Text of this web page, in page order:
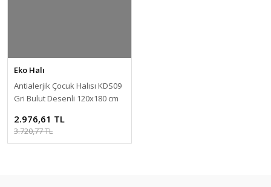
Eko Halı
Antialerjik Çocuk Halısı KDS09
Gri Bulut Desenli 120x180 cm
2.976,61 TL
3.720,77 TL